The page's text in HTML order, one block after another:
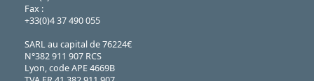
Fax :
+33(0)4 37 490 055
SARL au capital de 76224€
N°382 911 907 RCS
Lyon, code APE 4669B